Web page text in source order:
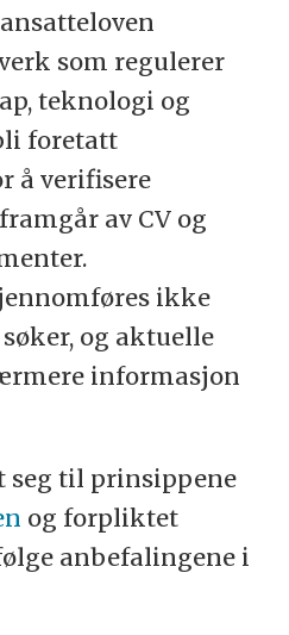
som regulerer
teknologi og
foretatt
å verifisere
av CV og
ikke
og aktuelle
informasjon
seg til prinsippene
og forpliktet
anbefalingene i